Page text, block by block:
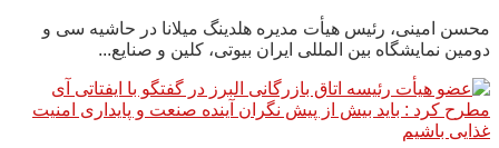
محسن امینی، رئیس هیأت مدیره هلدینگ میلانا در حاشیه سی و
دومین نمایشگاه بین المللی ایران بیوتی، کلین و صنایع...